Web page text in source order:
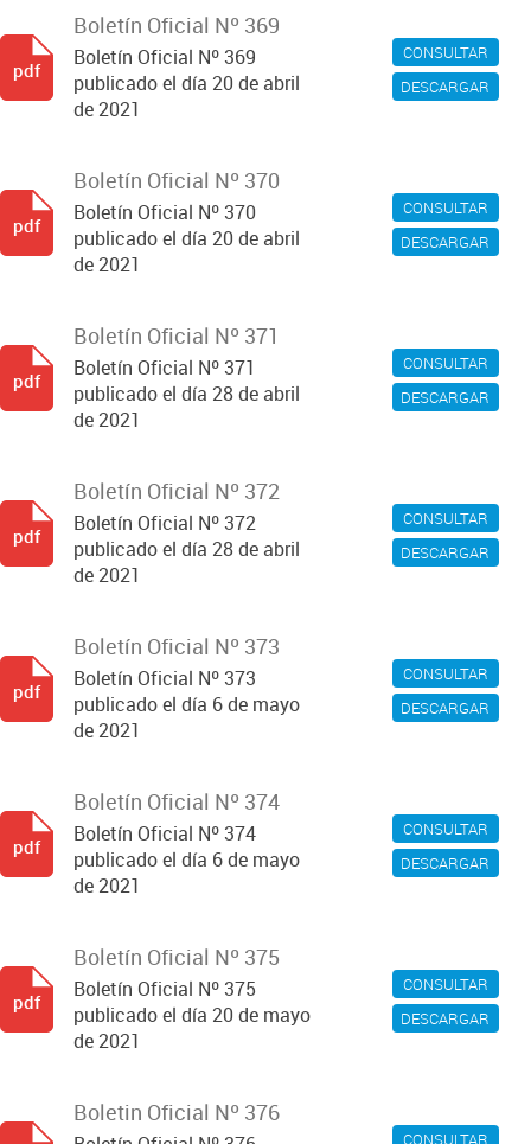
CONSULTAR
DESCARGAR
Boletín Oficial Nº 369
Boletín Oficial Nº 369
publicado el día 20 de abril
de 2021
pdf
CONSULTAR
DESCARGAR
Boletín Oficial Nº 370
Boletín Oficial Nº 370
publicado el día 20 de abril
de 2021
pdf
CONSULTAR
DESCARGAR
Boletín Oficial Nº 371
Boletín Oficial Nº 371
publicado el día 28 de abril
de 2021
pdf
CONSULTAR
DESCARGAR
Boletín Oficial Nº 372
Boletín Oficial Nº 372
publicado el día 28 de abril
de 2021
pdf
CONSULTAR
DESCARGAR
Boletín Oficial Nº 373
Boletín Oficial Nº 373
publicado el día 6 de mayo
de 2021
pdf
CONSULTAR
DESCARGAR
Boletín Oficial Nº 374
Boletín Oficial Nº 374
publicado el día 6 de mayo
de 2021
pdf
CONSULTAR
DESCARGAR
Boletín Oficial Nº 375
Boletín Oficial Nº 375
publicado el día 20 de mayo
de 2021
pdf
CONSULTAR
Boletin Oficial Nº 376